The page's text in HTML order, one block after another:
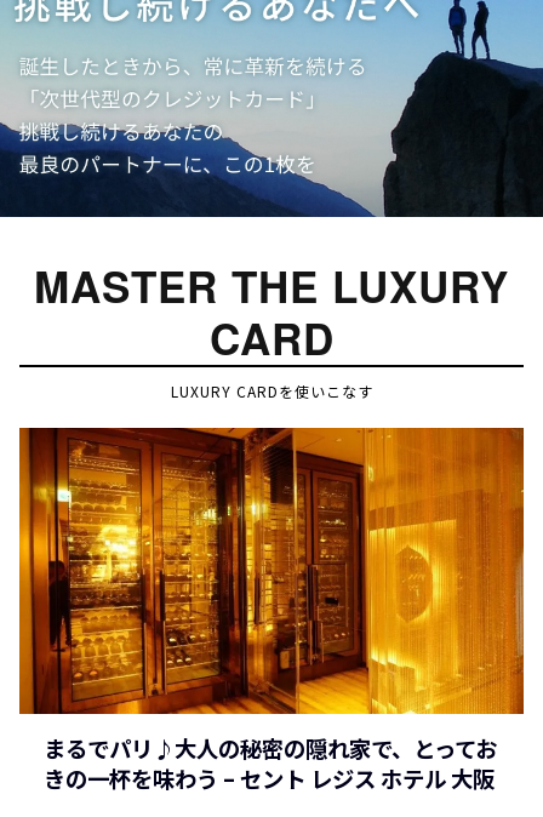
MASTER THE LUXURY
CARD
LUXURY CARDを使いこなす
まるでパリ♪大人の秘密の隠れ家で、とってお
きの一杯を味わう – セント レジス ホテル 大阪